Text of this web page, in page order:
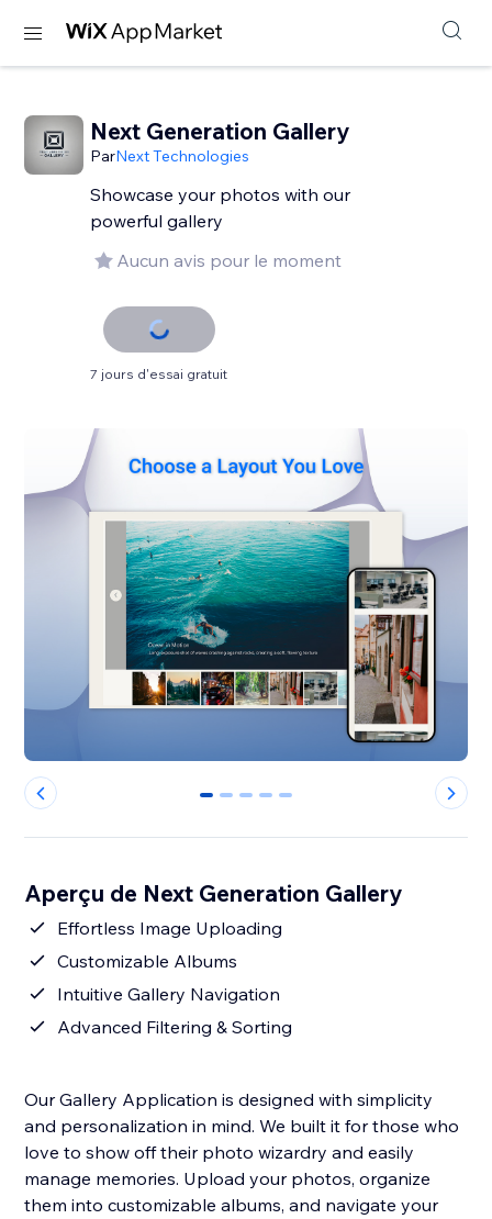
Next Generation Gallery
ParNext Technologies
Showcase your photos with our
powerful gallery
Aucun avis pour le moment
7 jours d'essai gratuit
0 1 2 3 4
Aperçu de Next Generation Gallery
Effortless Image Uploading
Customizable Albums
Intuitive Gallery Navigation
Advanced Filtering & Sorting
Our Gallery Application is designed with simplicity
and personalization in mind. We built it for those who
love to show off their photo wizardry and easily
manage memories. Upload your photos, organize
them into customizable albums, and navigate your